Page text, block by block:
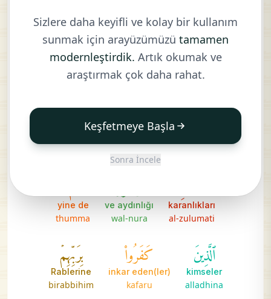
ٱلۡحَمۡدُ
hamdolsun
لِلَّهِ
o Allah'a
ٱلَّذِي
ki
خَلَقَ
yarattı
ٱلسَّمَٰوَٰتِ
al-samawati
وَٱلۡأَرۡضَ
wal-arda
وَجَعَلَ
waja'ala
karanlıkları
al-zulumati
ve aydınlığı
wal-nura
yine de
thumma
ٱلَّذِينَ
kimseler
alladhina
كَفَرُواْ
inkar eden(ler)
kafaru
بِرَبِّهِمۡ
Rablerine
birabbihim
Sizlere daha keyifli ve kolay bir kullanım
sunmak için arayüzümüzü tamamen
modernleştirdik. Artık okumak ve
araştırmak çok daha rahat.
Keşfetmeye Başla
Sonra İncele